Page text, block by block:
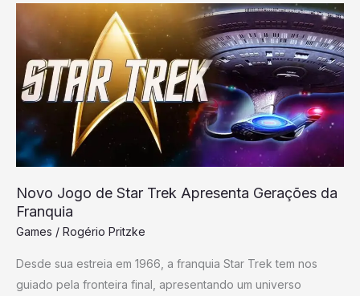
Novo Jogo de Star Trek Apresenta Gerações da
Franquia
Games / Rogério Pritzke
Desde sua estreia em 1966, a franquia Star Trek tem nos
guiado pela fronteira final, apresentando um universo
de
Star
Trek
Apresenta
Gerações
da